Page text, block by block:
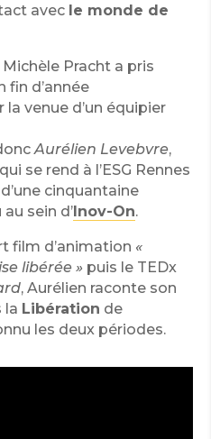
avec le monde de
Pracht a pris
fin d’année
la venue d’un équipier
Aurélien Levebvre,
se rend à l’ESG Rennes
cinquantaine
sein d’Inov-On.
film d’animation «
libérée » puis le TEDx
, Aurélien raconte son
la Libération de
les deux périodes.